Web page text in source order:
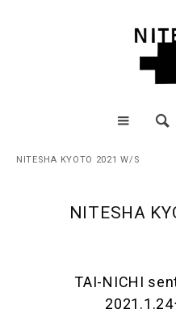
NITESHA KYOTO 2021 W/S
NITESHA
TAI-NICHI